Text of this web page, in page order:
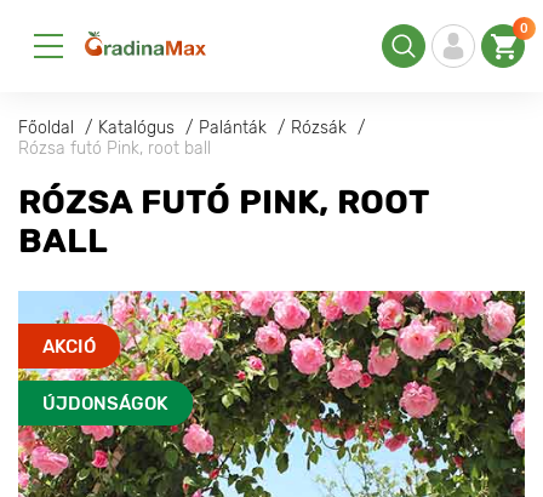
0
Főoldal Katalógus Palánták
Rózsák
Rózsa futó Pink, root ball
RÓZSA FUTÓ PINK, ROOT
BALL
AKCIÓ
ÚJDONSÁGOK